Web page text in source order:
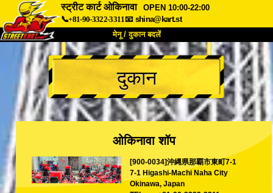
स्ट्रीट कार्ट ओकिनावा
OPEN 10:00-22:00
📞+81-90-3322-3311📧 shina@kart.st
मेनू / दुकान बदलें
TOP
हमारे बारे में विशेषताएँ कीमत
पहुंच वॉयस FAQ
कंपनी बुकिंग
शाखा बदलें
टोक्यो शिनागावा #1 टोक्यो अकीहबारा#1
टोक्यो अकीहबारा#2
दुकान
ओकिनावा शॉप
[900-0034]沖縄県那覇市東町7-1
7-1 Higashi-Machi Naha City
Okinawa, Japan